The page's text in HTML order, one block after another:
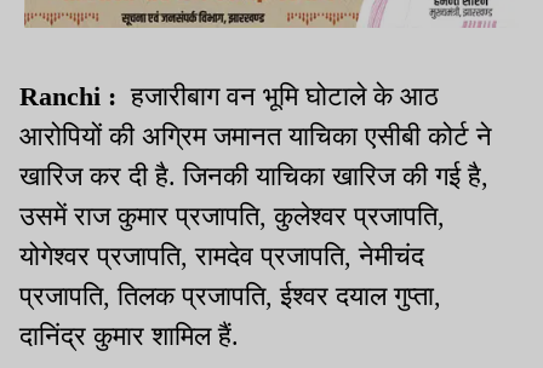
Ranchi : हजारीबाग वन भूमि घोटाले के आठ
आरोपियों की अग्रिम जमानत याचिका एसीबी कोर्ट ने
खारिज कर दी है. जिनकी याचिका खारिज की गई है,
उसमें राज कुमार प्रजापति, कुलेश्वर प्रजापति,
योगेश्वर प्रजापति, रामदेव प्रजापति, नेमीचंद
प्रजापति, तिलक प्रजापति, ईश्वर दयाल गुप्ता,
दानिंद्र कुमार शामिल हैं.